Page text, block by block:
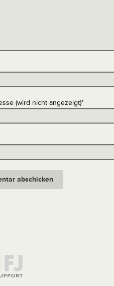
(wird nicht angezeigt)*